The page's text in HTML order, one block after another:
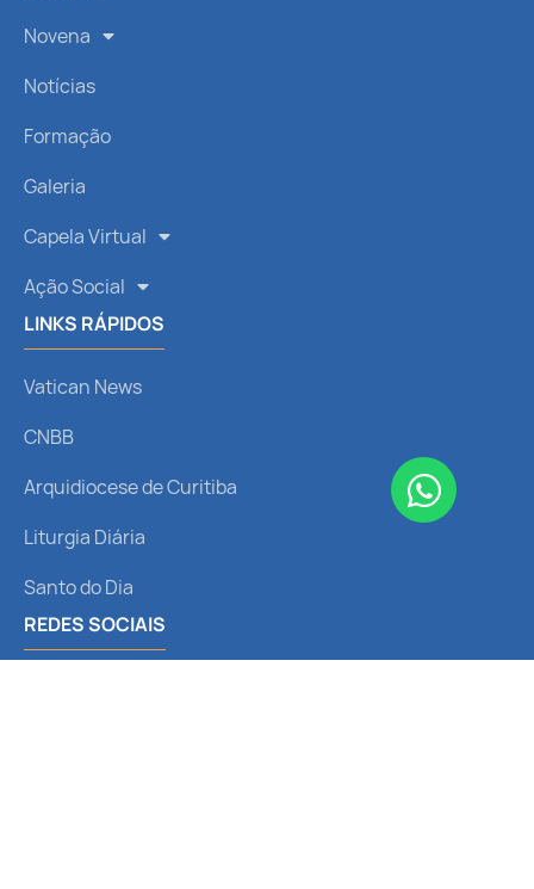
Novena
Notícias
Formação
Galeria
Capela Virtual
Ação Social
LINKS RÁPIDOS
Vatican News
CNBB
Arquidiocese de Curitiba
Liturgia Diária
Santo do Dia
REDES SOCIAIS